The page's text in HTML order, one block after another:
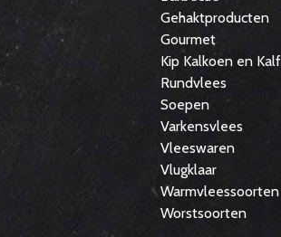
Gehaktproducten
Gourmet
Kip Kalkoen en Kalf
Rundvlees
Soepen
Varkensvlees
Vleeswaren
Vlugklaar
Warmvleessoorten
Worstsoorten